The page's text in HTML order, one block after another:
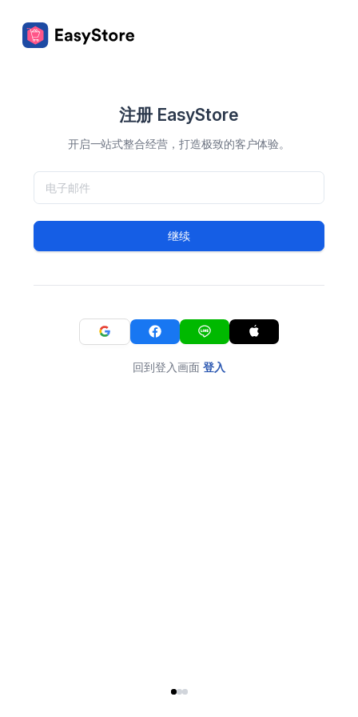
注册 EasyStore
开启一站式整合经营，打造极致的客户体验。
继续
回到登入画面 登入